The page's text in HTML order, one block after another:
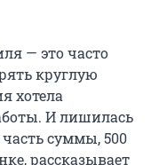
— это часто
круглую
хотела
И лишилась
суммы, 500
рассказывает